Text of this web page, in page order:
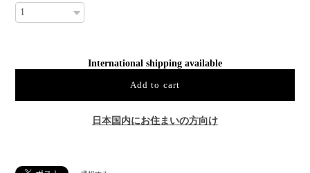
International shipping available
Add to cart
日本国内にお住まいの方向け